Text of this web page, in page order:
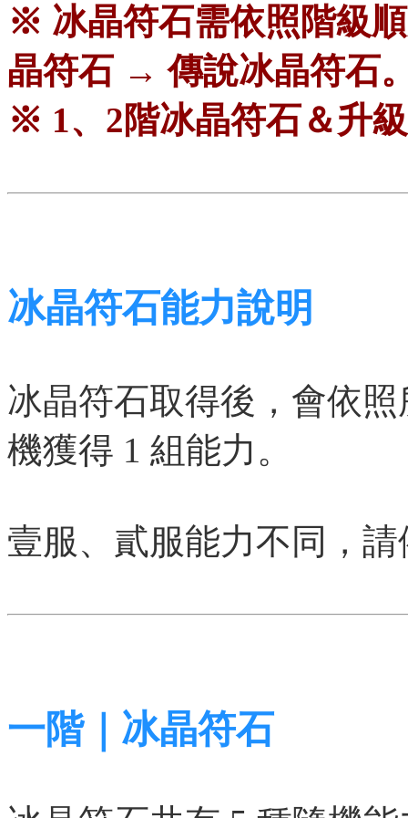
※ 冰晶符石需依照階級
晶符石 → 傳說冰晶符石
※ 1、2階冰晶符石＆升
冰晶符石能力說明
冰晶符石取得後，會依
機獲得 1 組能力。
壹服、貳服能力不同，
一階｜冰晶符石